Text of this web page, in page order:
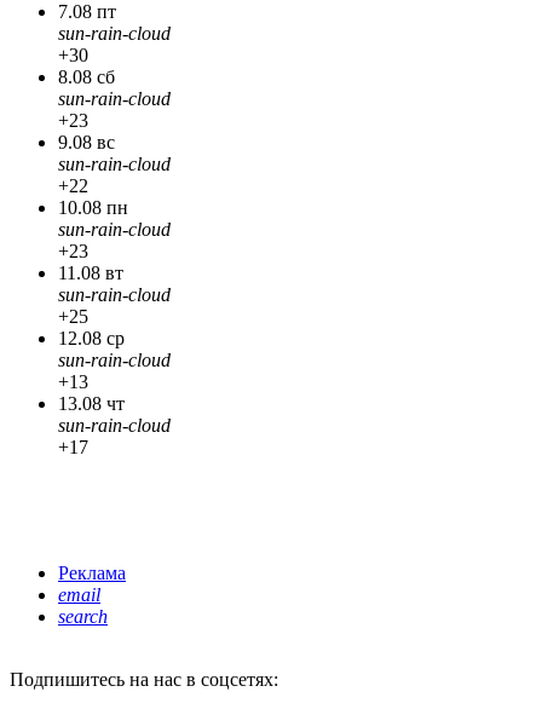
7.08 пт
sun-rain-cloud
+30
8.08 сб
sun-rain-cloud
+23
9.08 вс
sun-rain-cloud
+22
10.08 пн
sun-rain-cloud
+23
11.08 вт
sun-rain-cloud
+25
12.08 ср
sun-rain-cloud
+13
13.08 чт
sun-rain-cloud
+17
Реклама
email
search
Подпишитесь на нас в соцсетях: